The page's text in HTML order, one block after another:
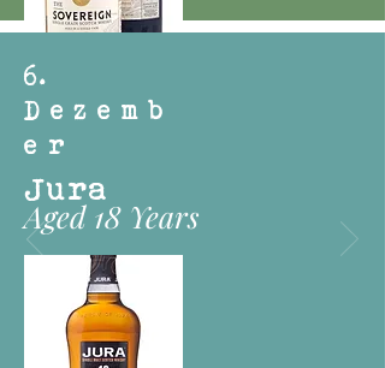
6.
Dezemb
er
Jura
Aged 18 Years